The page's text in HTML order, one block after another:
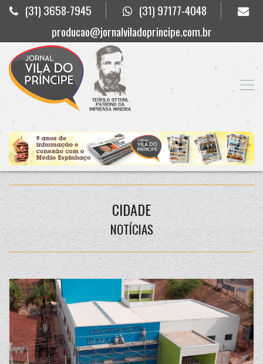
(31) 3658-7945
(31) 97177-4048
producao@jornalviladoprincipe.com.br
CIDADE
NOTÍCIAS